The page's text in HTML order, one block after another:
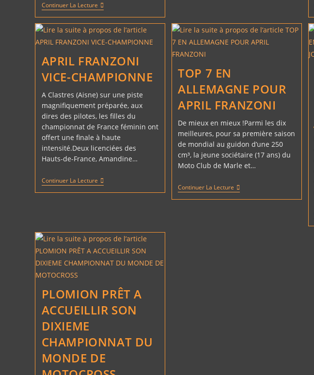
Continuer La LectureSUCCÈS
ENCOURAGEANTS
POUR
LA
NOUVELLE
ÉQUIPE
APRIL FRANZONI
VICE-CHAMPIONNE
A Clastres (Aisne) sur une piste
magnifiquement préparée, aux
dires des pilotes, les filles du
championnat de France féminin ont
offert une finale à haute
intensité.Deux licenciées des
Hauts-de-France, Amandine…
Continuer La LectureAPRIL
FRANZONI
VICE-
TOP 7 EN
ALLEMAGNE POUR
APRIL FRANZONI
De mieux en mieux !Parmi les dix
meilleures, pour sa première saison
de mondial au guidon d’une 250
cm³, la jeune sociétaire (17 ans) du
Moto Club de Marle et…
Continuer La Lecture TOP
7
EN
PLOMION PRÊT A
ACCUEILLIR SON
DIXIEME
CHAMPIONNAT DU
MONDE DE